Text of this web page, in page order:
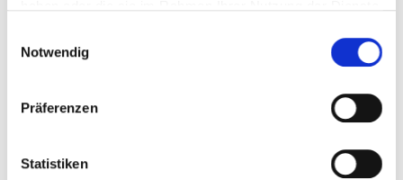
Notwendig
Präferenzen
Statistiken